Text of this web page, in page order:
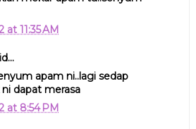
at 11:35 AM
apam ni..lagi sedap
dapat merasa
at 8:54 PM